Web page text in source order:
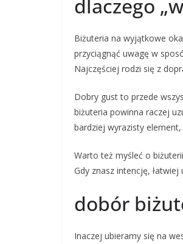
dlaczego
Biżuteria na wyjątkowe
przyciągnąć uwagę w
Najczęściej rodzi się z
Dobry gust to przede
biżuteria powinna raczej
bardziej wyrazisty
Warto też myśleć o
Gdy znasz intencję,
dobór
Inaczej ubieramy się na